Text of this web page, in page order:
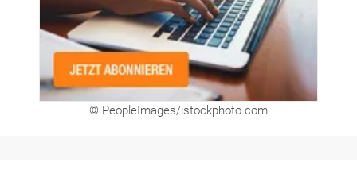
© PeopleImages/istockphoto.com